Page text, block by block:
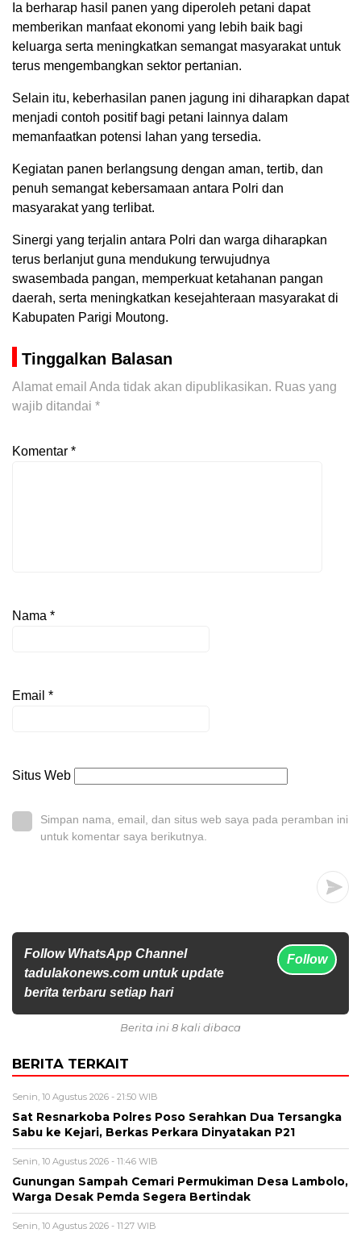
Ia berharap hasil panen yang diperoleh petani dapat
memberikan manfaat ekonomi yang lebih baik bagi
keluarga serta meningkatkan semangat masyarakat untuk
terus mengembangkan sektor pertanian.
Selain itu, keberhasilan panen jagung ini diharapkan dapat
menjadi contoh positif bagi petani lainnya dalam
memanfaatkan potensi lahan yang tersedia.
Kegiatan panen berlangsung dengan aman, tertib, dan
penuh semangat kebersamaan antara Polri dan
masyarakat yang terlibat.
Sinergi yang terjalin antara Polri dan warga diharapkan
terus berlanjut guna mendukung terwujudnya
swasembada pangan, memperkuat ketahanan pangan
daerah, serta meningkatkan kesejahteraan masyarakat di
Kabupaten Parigi Moutong.
Tinggalkan Balasan
Alamat email Anda tidak akan dipublikasikan. Ruas yang
wajib ditandai *
Komentar *
Nama *
Email *
Situs Web
Simpan nama, email, dan situs web saya pada peramban ini
untuk komentar saya berikutnya.
Follow WhatsApp Channel
tadulakonews.com untuk update
berita terbaru setiap hari
Follow
Berita ini 8 kali dibaca
BERITA TERKAIT
Senin, 10 Agustus 2026 - 21:50 WIB
Sat Resnarkoba Polres Poso Serahkan Dua Tersangka
Sabu ke Kejari, Berkas Perkara Dinyatakan P21
Senin, 10 Agustus 2026 - 11:46 WIB
Gunungan Sampah Cemari Permukiman Desa Lambolo,
Warga Desak Pemda Segera Bertindak
Senin, 10 Agustus 2026 - 11:27 WIB